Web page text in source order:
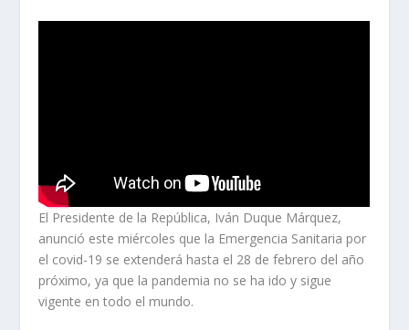
El Presidente de la República, Iván Duque Márquez,
anunció este miércoles que la Emergencia Sanitaria por
el covid-19 se extenderá hasta el 28 de febrero del año
próximo, ya que la pandemia no se ha ido y sigue
vigente en todo el mundo.